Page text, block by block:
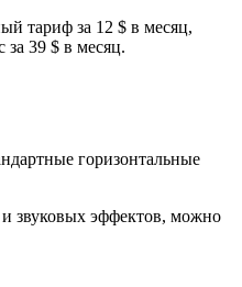
тариф за 12 $ в месяц,
за 39 $ в месяц.
горизонтальные
звуковых эффектов, можно